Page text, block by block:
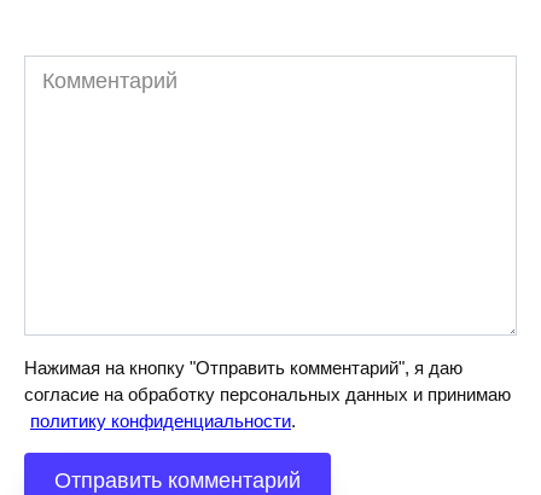
Комментарий
Нажимая на кнопку "Отправить комментарий", я даю
согласие на обработку персональных данных и принимаю
политику конфиденциальности.